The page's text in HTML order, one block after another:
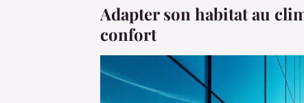
Adapter son habitat au
confort